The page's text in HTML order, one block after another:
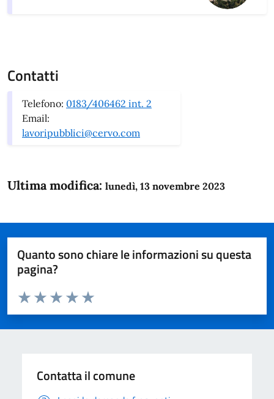
Contatti
Telefono: 0183/406462 int. 2
Email:
lavoripubblici@cervo.com
Ultima modifica: lunedì, 13 novembre 2023
Quanto sono chiare le informazioni su questa
pagina?
Domanda
Valuta da 1 a 5 stelle la pagina
Valuta 5 stelle su 5
Valuta 4 stelle su 5
Valuta 3 stelle su 5
Valuta 2 stelle su 5
Valuta 1 stelle su 5
Contatta il comune